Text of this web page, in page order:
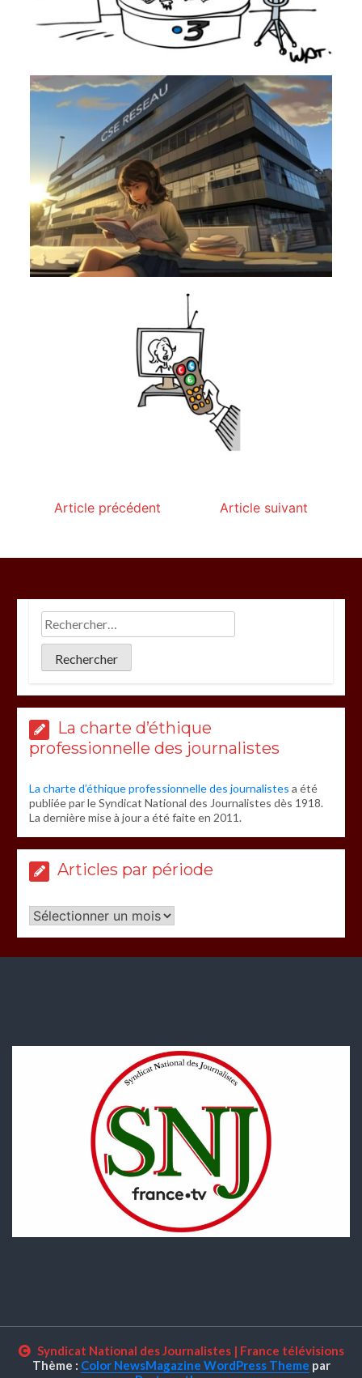
Article précédent Article suivant
La charte d’éthique
professionnelle des journalistes
La charte d’éthique professionnelle des journalistes a été
publiée par le Syndicat National des Journalistes dès 1918.
La dernière mise à jour a été faite en 2011.
Articles par période
Articles
par
période
Syndicat National des Journalistes | France télévisions
Thème : Color NewsMagazine WordPress Theme par